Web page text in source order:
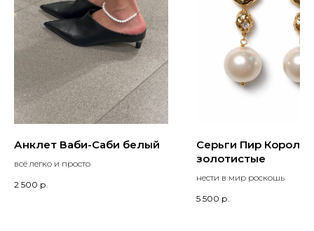
Анклет Ваби-Саби белый
всё легко и просто
2 500 р.
Серьги Пир
золотистые
нести в мир роскошь
5 500 р.